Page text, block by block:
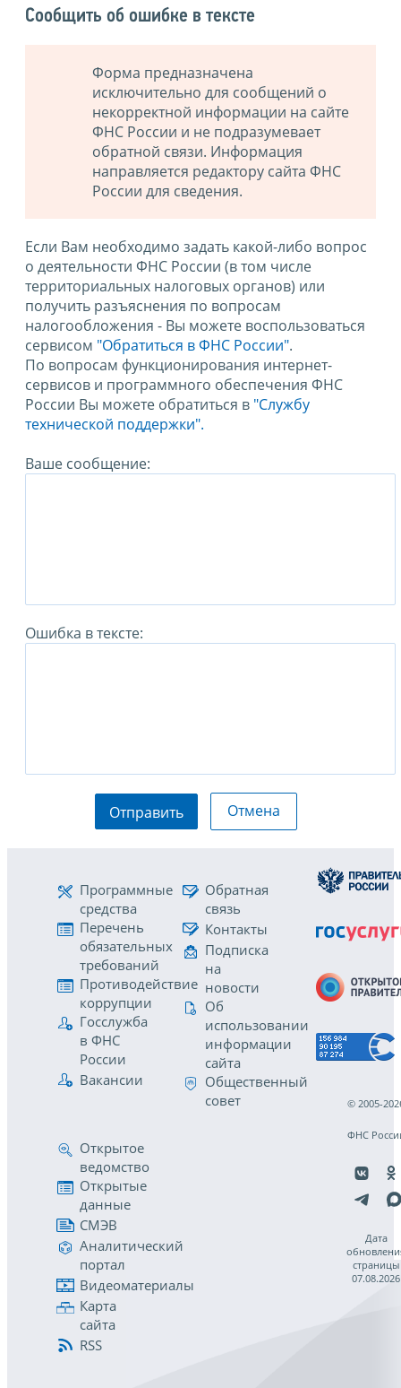
Сообщить об ошибке в тексте
Форма предназначена
исключительно для сообщений о
некорректной информации на сайте
ФНС России и не подразумевает
обратной связи. Информация
направляется редактору сайта ФНС
России для сведения.
Если Вам необходимо задать какой-либо вопрос
о деятельности ФНС России (в том числе
территориальных налоговых органов) или
получить разъяснения по вопросам
налогообложения - Вы можете воспользоваться
сервисом "Обратиться в ФНС России".
По вопросам функционирования интернет-
сервисов и программного обеспечения ФНС
России Вы можете обратиться в "Службу
технической поддержки".
Ваше сообщение:
Ошибка в тексте:
Отправить Отмена
Программные
средства
Перечень
обязательных
требований
Противодействие
коррупции
Госслужба
в ФНС
России
Вакансии
Обратная
связь
Контакты
Подписка
на
новости
Об
использовании
информации
сайта
Общественный
совет
Открытое
ведомство
Открытые
данные
СМЭВ
Аналитический
портал
Видеоматериалы
Карта
сайта
RSS
© 2005-
ФНС
Дата
страницы
07.08.2026